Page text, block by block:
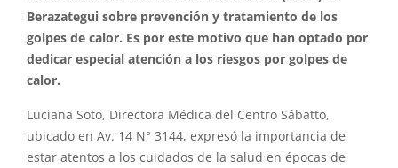
Berazategui sobre prevención y tratamiento de los
golpes de calor. Es por este motivo que han optado por
dedicar especial atención a los riesgos por golpes de
calor.
Luciana Soto, Directora Médica del Centro Sábatto,
ubicado en Av. 14 N° 3144, expresó la importancia de
estar atentos a los cuidados de la salud en épocas de